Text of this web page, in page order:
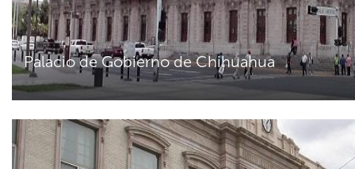
Palacio de Gobierno de Chihuahua